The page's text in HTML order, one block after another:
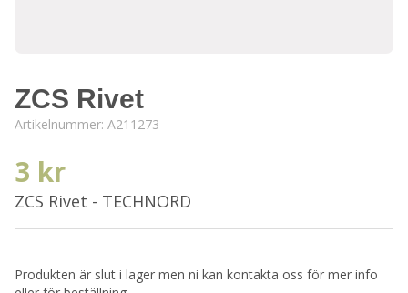
ZCS Rivet
Artikelnummer: A211273
3 kr
ZCS Rivet - TECHNORD
Produkten är slut i lager men ni kan kontakta oss för mer info